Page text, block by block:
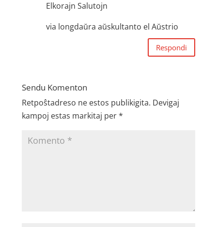
Elkorajn Salutojn
via longdaŭra aŭskultanto el Aŭstrio
Respondi
Sendu Komenton
Retpoŝtadreso ne estos publikigita. Devigaj
kampoj estas markitaj per*